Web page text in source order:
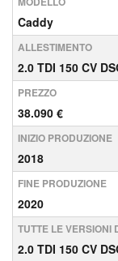
Caddy
ALLESTIMENTO
2.0 TDI 150 CV
PREZZO
38.090 €
INIZIO PRODUZIONE
2018
FINE PRODUZIONE
2020
TUTTE LE VERSIONI
2.0 TDI 150 CV